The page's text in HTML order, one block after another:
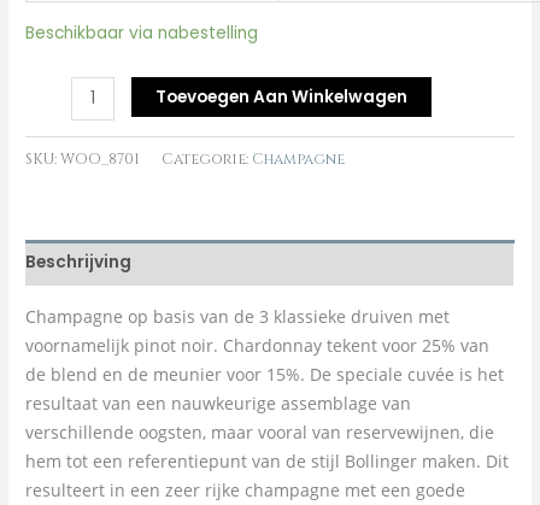
Beschikbaar via nabestelling
Toevoegen Aan Winkelwagen
SKU:WOO_8701 Categorie: Champagne
Beschrijving
Champagne op basis van de 3 klassieke druiven met
voornamelijk pinot noir. Chardonnay tekent voor 25% van
de blend en de meunier voor 15%. De speciale cuvée is het
resultaat van een nauwkeurige assemblage van
verschillende oogsten, maar vooral van reservewijnen, die
hem tot een referentiepunt van de stijl Bollinger maken. Dit
resulteert in een zeer rijke champagne met een goede